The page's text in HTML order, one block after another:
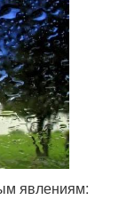
явлениям: